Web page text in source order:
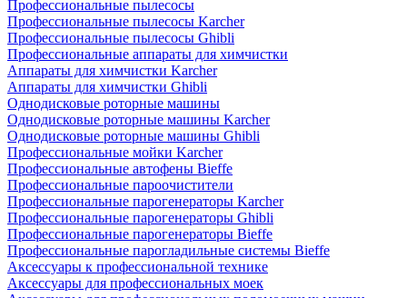
Профессиональные пылесосы
Профессиональные пылесосы Karcher
Профессиональные пылесосы Ghibli
Профессиональные аппараты для химчистки
Аппараты для химчистки Karcher
Аппараты для химчистки Ghibli
Однодисковые роторные машины
Однодисковые роторные машины Karcher
Однодисковые роторные машины Ghibli
Профессиональные мойки Karcher
Профессиональные автофены Bieffe
Профессиональные пароочистители
Профессиональные парогенераторы Karcher
Профессиональные парогенераторы Ghibli
Профессиональные парогенераторы Bieffe
Профессиональные парогладильные системы Bieffe
Аксессуары к профессиональной технике
Аксессуары для профессиональных моек